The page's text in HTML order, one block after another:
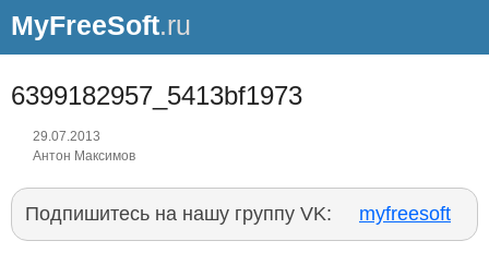
MyFreeSoft.ru
6399182957_5413bf1973
29.07.2013
Антон Максимов
Подпишитесь на нашу группу VK: myfreesoft